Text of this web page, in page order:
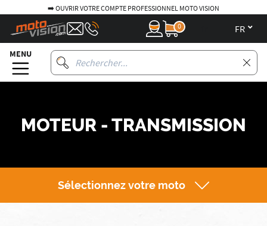
➡️ OUVRIR VOTRE COMPTE PROFESSIONNEL MOTO VISION
0
MENU
MOTEUR - TRANSMISSION
Sélectionnez votre moto